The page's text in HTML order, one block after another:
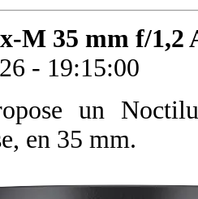
M 35 mm f/1,2
- 19:15:00
un
en 35 mm.